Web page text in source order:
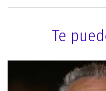
Te